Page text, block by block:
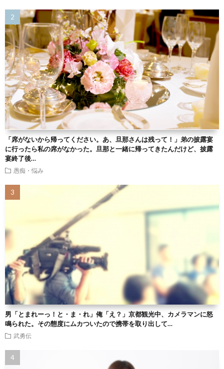
「席がないから帰ってください。あ、旦那さんは残って！」弟の披露宴
に行ったら私の席がなかった。旦那と一緒に帰ってきたんだけど、披露
宴終了後…
愚痴・悩み
男「とまれーっ！と・ま・れ」俺「え？」京都観光中、カメラマンに怒
鳴られた。その態度にムカついたので携帯を取り出して…
武勇伝